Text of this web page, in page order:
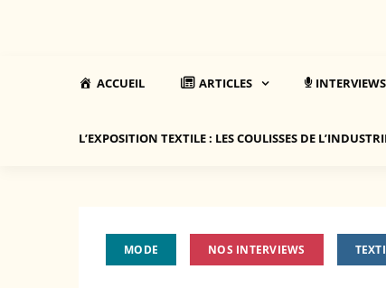
ACCUEIL ARTICLES INTERVIEWS
L’EXPOSITION TEXTILE : LES COULISSES DE
MODE NOS INTERVIEWS